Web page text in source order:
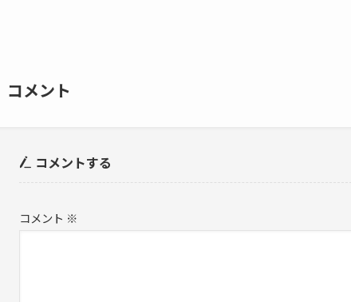
コメント
コメントする
コメント ※